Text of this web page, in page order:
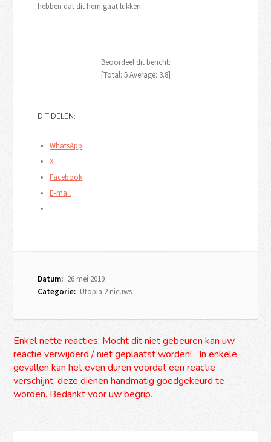
hebben dat dit hem gaat lukken.
Beoordeel dit bericht:
[Total: 5Average: 3.8]
DIT DELEN:
WhatsApp
X
Facebook
E-mail
Datum: 26 mei 2019
Categorie: Utopia 2 nieuws
Enkel nette reacties. Mocht dit niet gebeuren kan uw
reactie verwijderd / niet geplaatst worden! In enkele
gevallen kan het even duren voordat een reactie
verschijnt, deze dienen handmatig goedgekeurd te
worden. Bedankt voor uw begrip.